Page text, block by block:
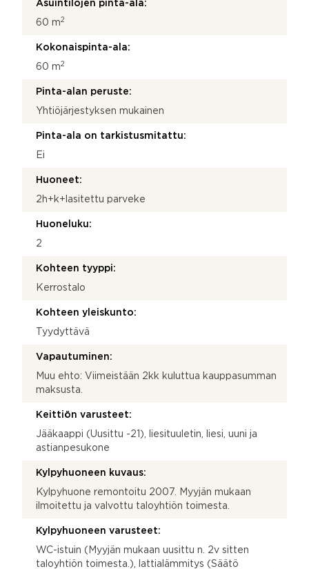
Asuintilojen pinta-ala:
60 m2
Kokonaispinta-ala:
60 m2
Pinta-alan peruste:
Yhtiöjärjestyksen mukainen
Pinta-ala on tarkistusmitattu:
Ei
Huoneet:
2h+k+lasitettu parveke
Huoneluku:
2
Kohteen tyyppi:
Kerrostalo
Kohteen yleiskunto:
Tyydyttävä
Vapautuminen:
Muu ehto: Viimeistään 2kk kuluttua kauppasumman
maksusta.
Keittiön varusteet:
Jääkaappi (Uusittu -21), liesituuletin, liesi, uuni ja
astianpesukone
Kylpyhuoneen kuvaus:
Kylpyhuone remontoitu 2007. Myyjän mukaan
ilmoitettu ja valvottu taloyhtiön toimesta.
Kylpyhuoneen varusteet:
WC-istuin (Myyjän mukaan uusittu n. 2v sitten
taloyhtiön toimesta.), lattialämmitys (Säätö